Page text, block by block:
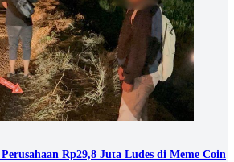
Rp29,8 Juta Ludes di Meme Coin